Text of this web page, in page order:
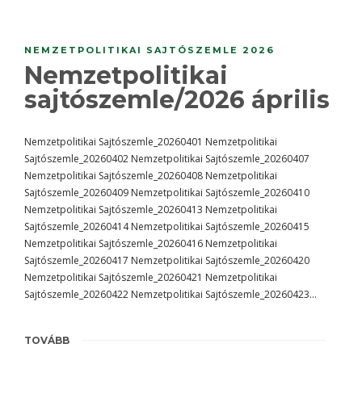
NEMZETPOLITIKAI SAJTÓSZEMLE 2026
Nemzetpolitikai
sajtószemle/2026 április
Nemzetpolitikai Sajtószemle_20260401 Nemzetpolitikai
Sajtószemle_20260402 Nemzetpolitikai Sajtószemle_20260407
Nemzetpolitikai Sajtószemle_20260408 Nemzetpolitikai
Sajtószemle_20260409 Nemzetpolitikai Sajtószemle_20260410
Nemzetpolitikai Sajtószemle_20260413 Nemzetpolitikai
Sajtószemle_20260414 Nemzetpolitikai Sajtószemle_20260415
Nemzetpolitikai Sajtószemle_20260416 Nemzetpolitikai
Sajtószemle_20260417 Nemzetpolitikai Sajtószemle_20260420
Nemzetpolitikai Sajtószemle_20260421 Nemzetpolitikai
Sajtószemle_20260422 Nemzetpolitikai Sajtószemle_20260423…
TOVÁBB